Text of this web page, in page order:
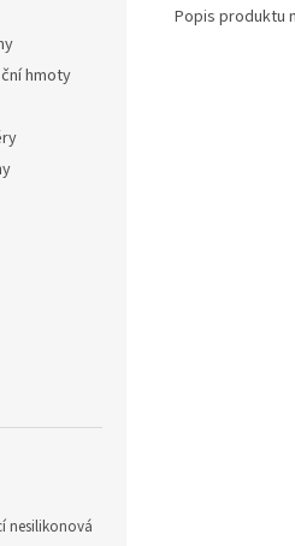
hmoty
nesilikonová
Popis produktu